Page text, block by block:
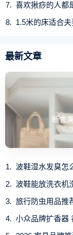
喜欢揪痧的人都
1.5米的床适合
最新文章
断舍
波鞋湿水发臭怎
波鞋能放洗衣机
旅行防虫用品推
小众品牌扩香器